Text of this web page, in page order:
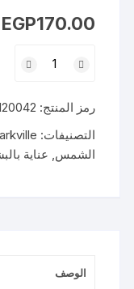
EGP170.00
STARVILLE
SPF
50+
GEL
رمز المنتج:
التصنيفات:
الشمس, عناية
الوصف